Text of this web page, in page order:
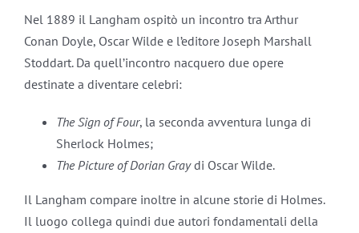
Nel 1889 il Langham ospitò un incontro tra Arthur
Conan Doyle, Oscar Wilde e l’editore Joseph Marshall
Stoddart. Da quell’incontro nacquero due opere
destinate a diventare celebri:
The Sign of Four, la seconda avventura lunga di
Sherlock Holmes;
The Picture of Dorian Graydi Oscar Wilde.
Il Langham compare inoltre in alcune storie di Holmes.
Il luogo collega quindi due autori fondamentali della